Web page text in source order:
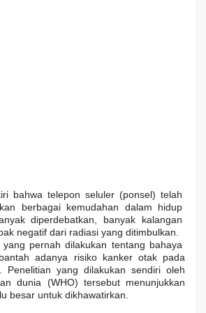
bahwa telepon seluler (ponsel) telah
berbagai kemudahan dalam hidup
diperdebatkan, banyak kalangan
negatif dari radiasi yang ditimbulkan.
pernah dilakukan tentang bahaya
adanya risiko kanker otak pada
Penelitian yang dilakukan sendiri oleh
dunia (WHO) tersebut menunjukkan
besar untuk dikhawatirkan.